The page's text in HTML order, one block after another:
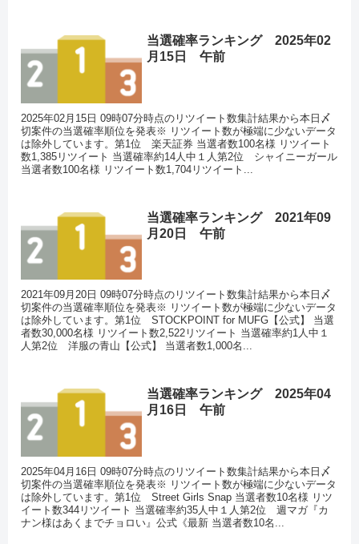
当選確率ランキング 2025年02
月15日 午前
2025年02月15日 09時07分時点のリツイート数集計結果から本日〆
切案件の当選確率順位を発表※ リツイート数が極端に少ないデータ
は除外しています。第1位 楽天証券 当選者数100名様 リツイート
数1,385リツイート 当選確率約14人中１人第2位 シャイニーガール
当選者数100名様 リツイート数1,704リツイート...
当選確率ランキング 2021年09
月20日 午前
2021年09月20日 09時07分時点のリツイート数集計結果から本日〆
切案件の当選確率順位を発表※ リツイート数が極端に少ないデータ
は除外しています。第1位 STOCKPOINT for MUFG【公式】 当選
者数30,000名様 リツイート数2,522リツイート 当選確率約1人中１
人第2位 洋服の青山【公式】 当選者数1,000名...
当選確率ランキング 2025年04
月16日 午前
2025年04月16日 09時07分時点のリツイート数集計結果から本日〆
切案件の当選確率順位を発表※ リツイート数が極端に少ないデータ
は除外しています。第1位 Street Girls Snap 当選者数10名様 リツ
イート数344リツイート 当選確率約35人中１人第2位 週マガ『カ
ナン様はあくまでチョロい』公式《最新 当選者数10名...